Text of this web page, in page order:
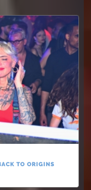
TO ORIGINS